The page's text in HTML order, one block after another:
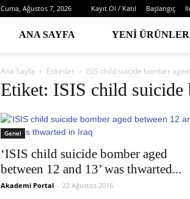
Cuma, Ağustos 7, 2026 Kayıt Ol / Katıl Başlangıç
ANA SAYFA YENI ÜRÜNLER
Ana Sayfa Etiketler ISIS child suicide bomber
Etiket: ISIS child suicide
Genel
‘ISIS child suicide bomber aged
between 12 and 13’ was thwarted...
Akademi Portal - 22 Ağustos 2016